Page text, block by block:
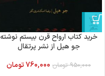
خرید کتاب ارواح قرن بیستم نوشته
جو هیل از نشر پرتقال
950,000 تومان 760,000تومان